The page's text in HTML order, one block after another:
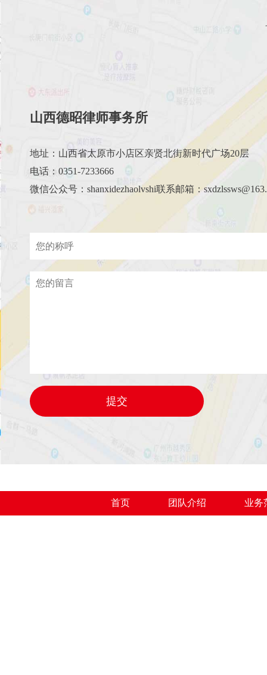
山西德昭律师事务所
地址：山西省太原市小店区亲贤北街新时代广场20层
电话：0351-7233666
微信公众号：shanxidezhaolvshi联系邮箱：
首页 团队介绍 业务